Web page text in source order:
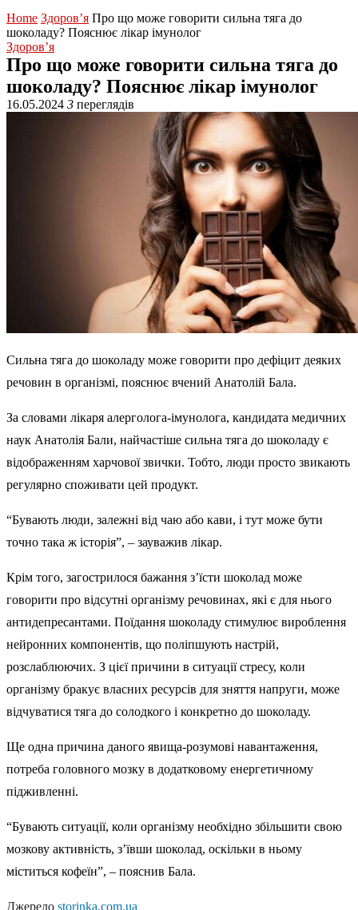
Home Здоров’я Про що може говорити сильна тяга до
шоколаду? Пояснює лікар імунолог
Здоров’я
Про що може говорити сильна тяга до
шоколаду? Пояснює лікар імунолог
16.05.2024 3 переглядів
Сильна тяга до шоколаду може говорити про дефіцит деяких
речовин в організмі, пояснює вчений Анатолій Бала.
За словами лікаря алерголога-імунолога, кандидата медичних
наук Анатолія Бали, найчастіше сильна тяга до шоколаду є
відображенням харчової звички. Тобто, люди просто звикають
регулярно споживати цей продукт.
“Бувають люди, залежні від чаю або кави, і тут може бути
точно така ж історія”, – зауважив лікар.
Крім того, загострилося бажання з’їсти шоколад може
говорити про відсутні організму речовинах, які є для нього
антидепресантами. Поїдання шоколаду стимулює вироблення
нейронних компонентів, що поліпшують настрій,
розслаблюючих. З цієї причини в ситуації стресу, коли
організму бракує власних ресурсів для зняття напруги, може
відчуватися тяга до солодкого і конкретно до шоколаду.
Ще одна причина даного явища-розумові навантаження,
потреба головного мозку в додатковому енергетичному
підживленні.
“Бувають ситуації, коли організму необхідно збільшити свою
мозкову активність, з’ївши шоколад, оскільки в ньому
міститься кофеїн”, – пояснив Бала.
Джерело storinka.com.ua